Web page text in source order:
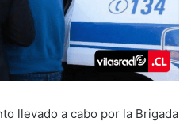
llevado a cabo por la Brigada